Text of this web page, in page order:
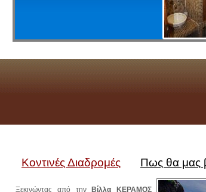
Κοντινές Διαδρομές Πως θα μας
Ξεκινώντας από την Βίλλα ΚΕΡΑΜΟΣ